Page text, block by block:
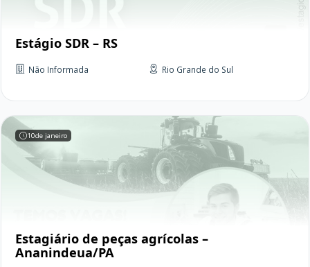
Estágio SDR – RS
Não Informada Rio Grande do Sul
10de janeiro
Estagiário de peças agrícolas –
Ananindeua/PA